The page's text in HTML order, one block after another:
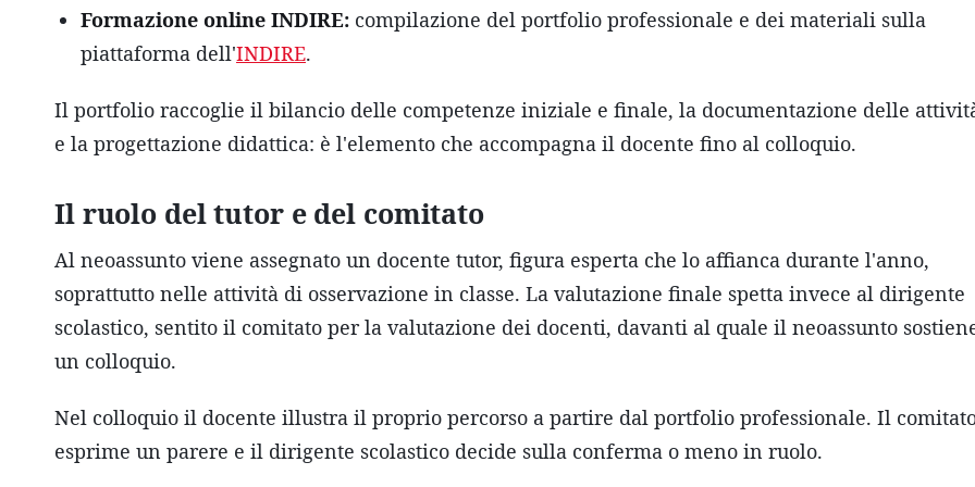
Formazione online INDIRE: compilazione del portfolio professionale e dei materiali sulla
piattaforma dell'INDIRE.
Il portfolio raccoglie il bilancio delle competenze iniziale e finale, la documentazione delle
e la progettazione didattica: è l'elemento che accompagna il docente fino al colloquio.
Il ruolo del tutor e del comitato
Al neoassunto viene assegnato un docente tutor, figura esperta che lo affianca durante l'anno,
soprattutto nelle attività di osservazione in classe. La valutazione finale spetta invece al dirigente
scolastico, sentito il comitato per la valutazione dei docenti, davanti al quale il neoassunto
un colloquio.
Nel colloquio il docente illustra il proprio percorso a partire dal portfolio professionale. Il
esprime un parere e il dirigente scolastico decide sulla conferma o meno in ruolo.